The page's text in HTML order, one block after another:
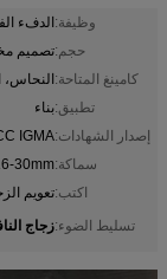
وظيفة:الدفء
حجم:تصميم
كامينغ المتاحة:النحاس،
تطبيق:بناء
إصدار الشهادات:IGMA
سماكة:30mm
اكتب:تعويم
تسليط الضوء:زجاج